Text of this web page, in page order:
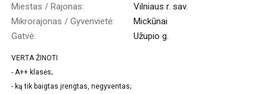
Miestas / Rajonas:
Vilniaus r. sav.
Mikrorajonas / Gyvenvietė:
Mickūnai
Gatvė:
Užupio g.
VERTA ŽINOTI
- A++ klasės;
- ką tik baigtas įrengtas, negyventas;